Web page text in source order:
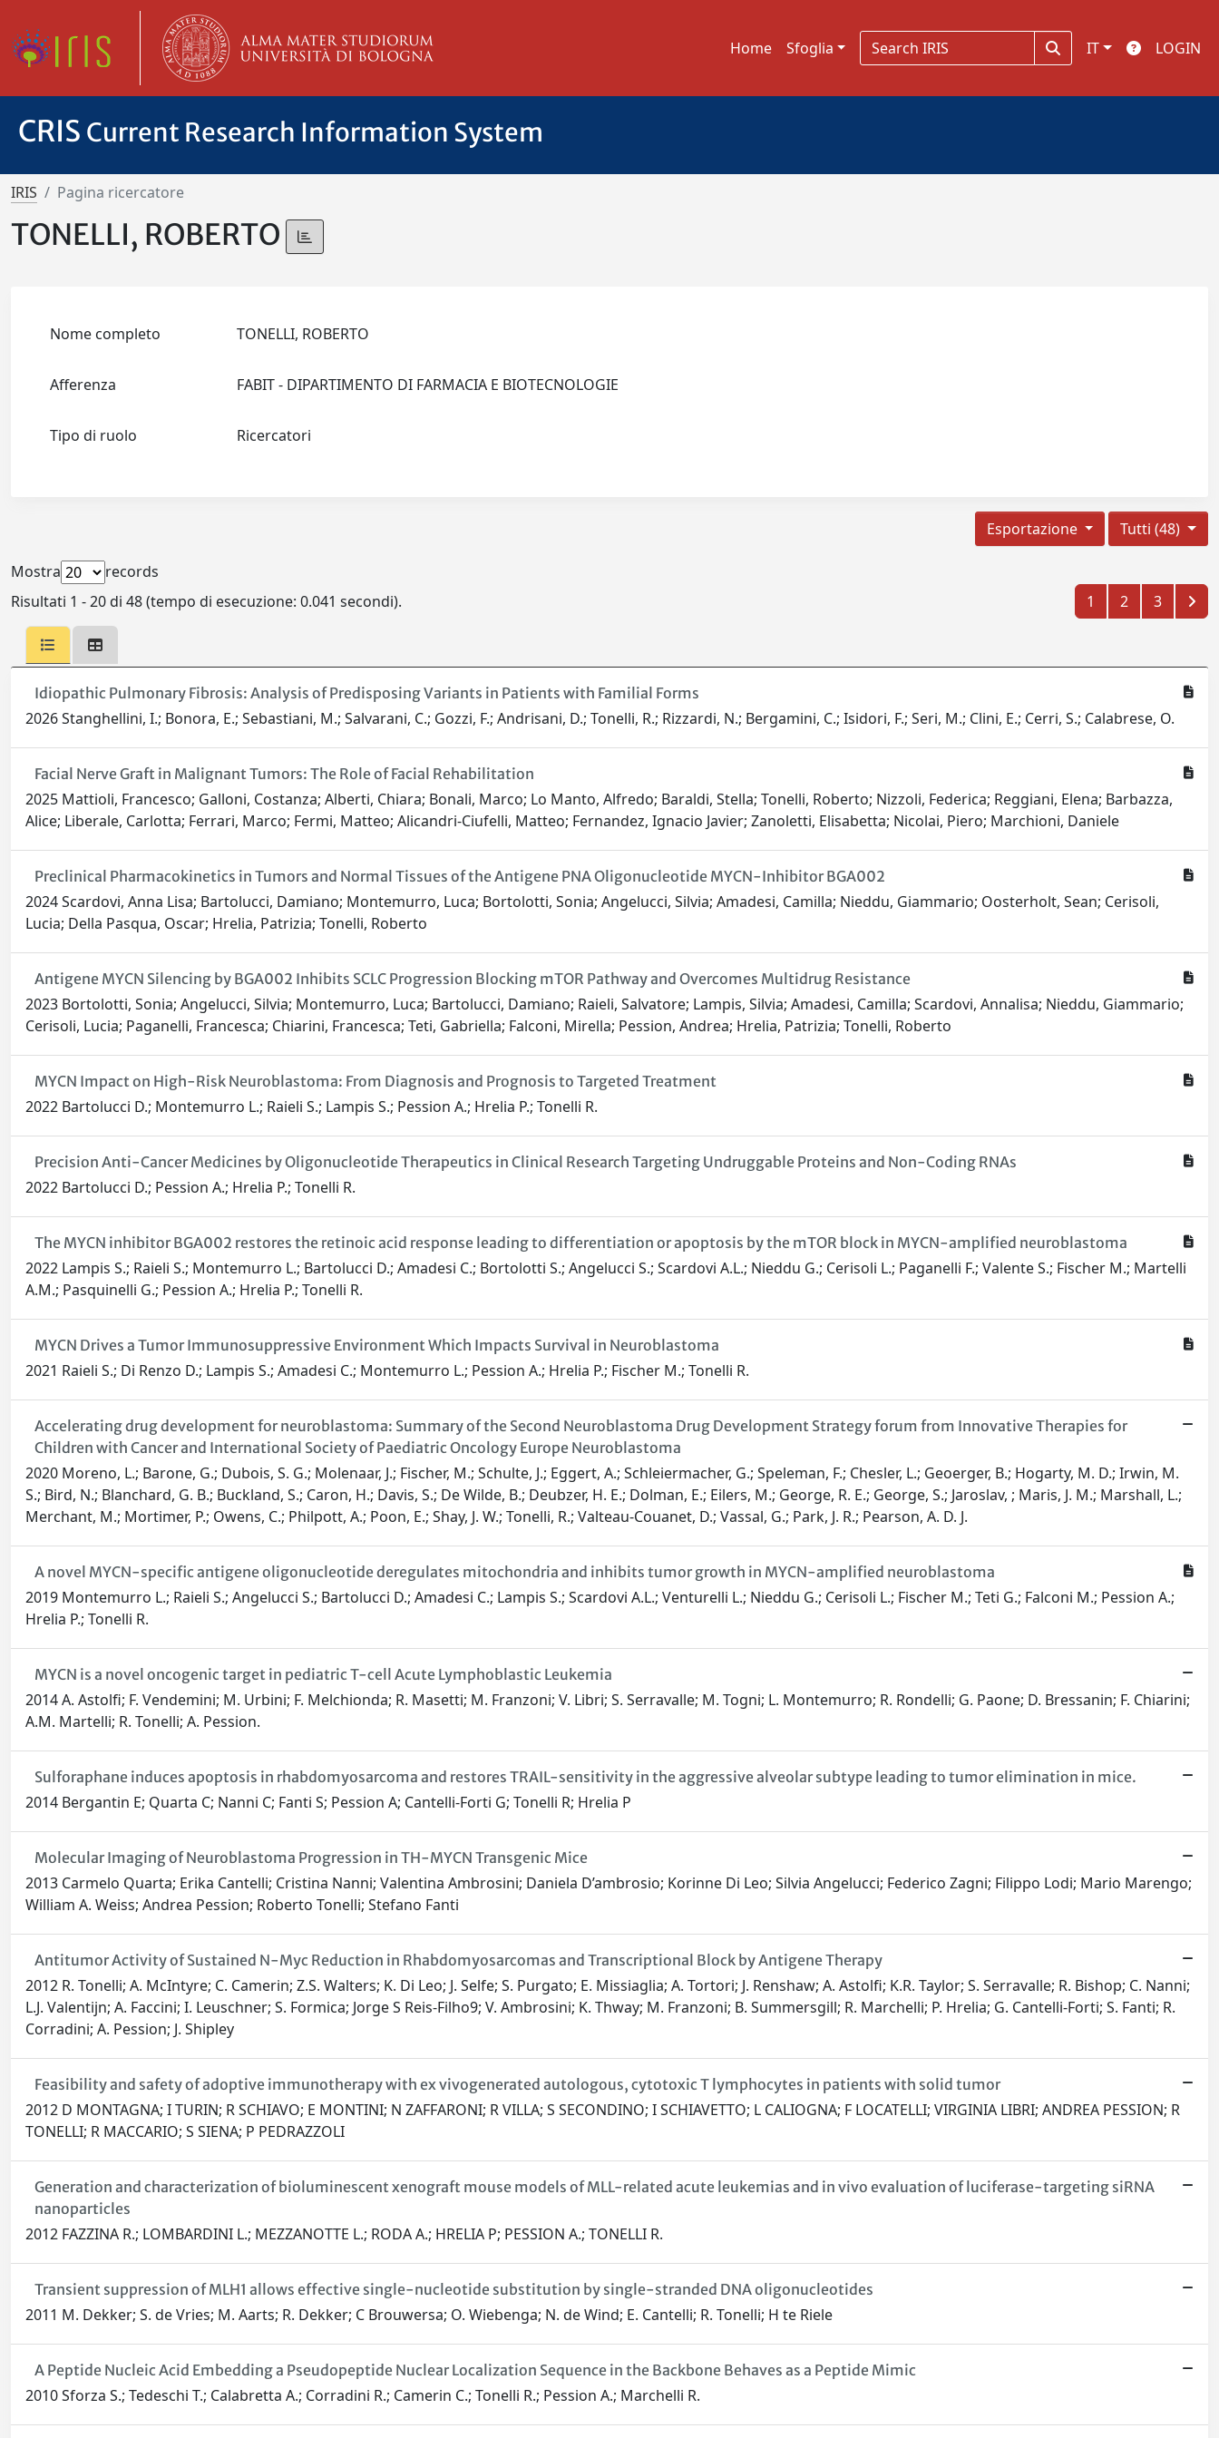
Home Sfoglia IT LOGIN
CRIS Current Research Information System
IRIS Pagina ricercatore
TONELLI, ROBERTO
Nome completo TONELLI, ROBERTO
Afferenza FABIT - DIPARTIMENTO DI FARMACIA E BIOTECNOLOGIE
Tipo di ruolo Ricercatori
Tutti (48)
Esportazione
Mostra
records
Risultati 1 - 20 di 48 (tempo di esecuzione: 0.041 secondi).
1 2 3
Idiopathic Pulmonary Fibrosis: Analysis of Predisposing Variants in Patients with Familial Forms
2026 Stanghellini, I.; Bonora, E.; Sebastiani, M.; Salvarani, C.; Gozzi, F.; Andrisani, D.; Tonelli, R.; Rizzardi, N.; Bergamini, C.; Isidori, F.; Seri, M.; Clini, E.; Cerri, S.; Calabrese, O.
Facial Nerve Graft in Malignant Tumors: The Role of Facial Rehabilitation
2025 Mattioli, Francesco; Galloni, Costanza; Alberti, Chiara; Bonali, Marco; Lo Manto, Alfredo; Baraldi, Stella; Tonelli, Roberto; Nizzoli, Federica; Reggiani, Elena; Barbazza,
Alice; Liberale, Carlotta; Ferrari, Marco; Fermi, Matteo; Alicandri-Ciufelli, Matteo; Fernandez, Ignacio Javier; Zanoletti, Elisabetta; Nicolai, Piero; Marchioni, Daniele
Preclinical Pharmacokinetics in Tumors and Normal Tissues of the Antigene PNA Oligonucleotide MYCN-Inhibitor BGA002
2024 Scardovi, Anna Lisa; Bartolucci, Damiano; Montemurro, Luca; Bortolotti, Sonia; Angelucci, Silvia; Amadesi, Camilla; Nieddu, Giammario; Oosterholt, Sean; Cerisoli,
Lucia; Della Pasqua, Oscar; Hrelia, Patrizia; Tonelli, Roberto
Antigene MYCN Silencing by BGA002 Inhibits SCLC Progression Blocking mTOR Pathway and Overcomes Multidrug Resistance
2023 Bortolotti, Sonia; Angelucci, Silvia; Montemurro, Luca; Bartolucci, Damiano; Raieli, Salvatore; Lampis, Silvia; Amadesi, Camilla; Scardovi, Annalisa; Nieddu, Giammario;
Cerisoli, Lucia; Paganelli, Francesca; Chiarini, Francesca; Teti, Gabriella; Falconi, Mirella; Pession, Andrea; Hrelia, Patrizia; Tonelli, Roberto
MYCN Impact on High-Risk Neuroblastoma: From Diagnosis and Prognosis to Targeted Treatment
2022 Bartolucci D.; Montemurro L.; Raieli S.; Lampis S.; Pession A.; Hrelia P.; Tonelli R.
Precision Anti-Cancer Medicines by Oligonucleotide Therapeutics in Clinical Research Targeting Undruggable Proteins and Non-Coding RNAs
2022 Bartolucci D.; Pession A.; Hrelia P.; Tonelli R.
The MYCN inhibitor BGA002 restores the retinoic acid response leading to differentiation or apoptosis by the mTOR block in MYCN-amplified neuroblastoma
2022 Lampis S.; Raieli S.; Montemurro L.; Bartolucci D.; Amadesi C.; Bortolotti S.; Angelucci S.; Scardovi A.L.; Nieddu G.; Cerisoli L.; Paganelli F.; Valente S.; Fischer M.; Martelli
A.M.; Pasquinelli G.; Pession A.; Hrelia P.; Tonelli R.
MYCN Drives a Tumor Immunosuppressive Environment Which Impacts Survival in Neuroblastoma
2021 Raieli S.; Di Renzo D.; Lampis S.; Amadesi C.; Montemurro L.; Pession A.; Hrelia P.; Fischer M.; Tonelli R.
Accelerating drug development for neuroblastoma: Summary of the Second Neuroblastoma Drug Development Strategy forum from Innovative Therapies for
Children with Cancer and International Society of Paediatric Oncology Europe Neuroblastoma
2020 Moreno, L.; Barone, G.; Dubois, S. G.; Molenaar, J.; Fischer, M.; Schulte, J.; Eggert, A.; Schleiermacher, G.; Speleman, F.; Chesler, L.; Geoerger, B.; Hogarty, M. D.; Irwin, M.
S.; Bird, N.; Blanchard, G. B.; Buckland, S.; Caron, H.; Davis, S.; De Wilde, B.; Deubzer, H. E.; Dolman, E.; Eilers, M.; George, R. E.; George, S.; Jaroslav, ; Maris, J. M.; Marshall, L.;
Merchant, M.; Mortimer, P.; Owens, C.; Philpott, A.; Poon, E.; Shay, J. W.; Tonelli, R.; Valteau-Couanet, D.; Vassal, G.; Park, J. R.; Pearson, A. D. J.
A novel MYCN-specific antigene oligonucleotide deregulates mitochondria and inhibits tumor growth in MYCN-amplified neuroblastoma
2019 Montemurro L.; Raieli S.; Angelucci S.; Bartolucci D.; Amadesi C.; Lampis S.; Scardovi A.L.; Venturelli L.; Nieddu G.; Cerisoli L.; Fischer M.; Teti G.; Falconi M.; Pession A.;
Hrelia P.; Tonelli R.
MYCN is a novel oncogenic target in pediatric T-cell Acute Lymphoblastic Leukemia
2014 A. Astolfi; F. Vendemini; M. Urbini; F. Melchionda; R. Masetti; M. Franzoni; V. Libri; S. Serravalle; M. Togni; L. Montemurro; R. Rondelli; G. Paone; D. Bressanin; F. Chiarini;
A.M. Martelli; R. Tonelli; A. Pession.
Sulforaphane induces apoptosis in rhabdomyosarcoma and restores TRAIL-sensitivity in the aggressive alveolar subtype leading to tumor elimination in mice.
2014 Bergantin E; Quarta C; Nanni C; Fanti S; Pession A; Cantelli-Forti G; Tonelli R; Hrelia P
Molecular Imaging of Neuroblastoma Progression in TH-MYCN Transgenic Mice
2013 Carmelo Quarta; Erika Cantelli; Cristina Nanni; Valentina Ambrosini; Daniela D’ambrosio; Korinne Di Leo; Silvia Angelucci; Federico Zagni; Filippo Lodi; Mario Marengo;
William A. Weiss; Andrea Pession; Roberto Tonelli; Stefano Fanti
Antitumor Activity of Sustained N-Myc Reduction in Rhabdomyosarcomas and Transcriptional Block by Antigene Therapy
2012 R. Tonelli; A. McIntyre; C. Camerin; Z.S. Walters; K. Di Leo; J. Selfe; S. Purgato; E. Missiaglia; A. Tortori; J. Renshaw; A. Astolfi; K.R. Taylor; S. Serravalle; R. Bishop; C. Nanni;
L.J. Valentijn; A. Faccini; I. Leuschner; S. Formica; Jorge S Reis-Filho9; V. Ambrosini; K. Thway; M. Franzoni; B. Summersgill; R. Marchelli; P. Hrelia; G. Cantelli-Forti; S. Fanti; R.
Corradini; A. Pession; J. Shipley
Feasibility and safety of adoptive immunotherapy with ex vivogenerated autologous, cytotoxic T lymphocytes in patients with solid tumor
2012 D MONTAGNA; I TURIN; R SCHIAVO; E MONTINI; N ZAFFARONI; R VILLA; S SECONDINO; I SCHIAVETTO; L CALIOGNA; F LOCATELLI; VIRGINIA LIBRI; ANDREA PESSION; R
TONELLI; R MACCARIO; S SIENA; P PEDRAZZOLI
Generation and characterization of bioluminescent xenograft mouse models of MLL-related acute leukemias and in vivo evaluation of luciferase-targeting siRNA
nanoparticles
2012 FAZZINA R.; LOMBARDINI L.; MEZZANOTTE L.; RODA A.; HRELIA P; PESSION A.; TONELLI R.
Transient suppression of MLH1 allows effective single-nucleotide substitution by single-stranded DNA oligonucleotides
2011 M. Dekker; S. de Vries; M. Aarts; R. Dekker; C Brouwersa; O. Wiebenga; N. de Wind; E. Cantelli; R. Tonelli; H te Riele
A Peptide Nucleic Acid Embedding a Pseudopeptide Nuclear Localization Sequence in the Backbone Behaves as a Peptide Mimic
2010 Sforza S.; Tedeschi T.; Calabretta A.; Corradini R.; Camerin C.; Tonelli R.; Pession A.; Marchelli R.